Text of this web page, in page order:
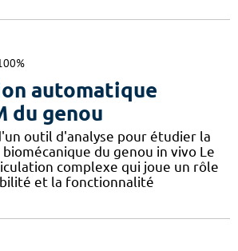
automatique
du genou
outil d'analyse pour étudier la
du genou in vivo Le
complexe qui joue un rôle
et la fonctionnalité